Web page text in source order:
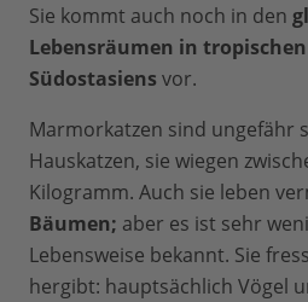
Sie kommt auch noch in den
Lebensräumen in
Südostasiens vor.
Marmorkatzen sind ungefähr
Hauskatzen, sie wiegen
Kilogramm. Auch sie leben
Bäumen; aber es ist sehr
Lebensweise bekannt. Sie
hergibt: hauptsächlich Vögel